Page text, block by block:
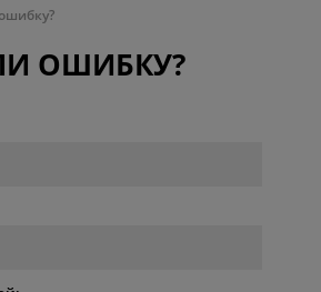
ОШИБКУ?